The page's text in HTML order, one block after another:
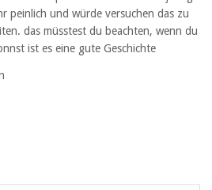
peinlich und würde versuchen das zu
das müsstest du beachten, wenn du
ist es eine gute Geschichte